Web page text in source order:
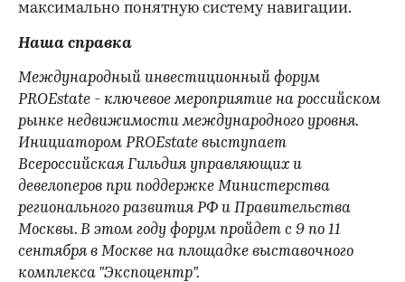
максимально понятную систему навигации.
00:00 00:00
Наша справка
Международный инвестиционный форум
PROEstate - ключевое мероприятие на российском
рынке недвижимости международного уровня.
Инициатором PROEstate выступает
Всероссийская Гильдия управляющих и
девелоперов при поддержке Министерства
регионального развития РФ и Правительства
Москвы. В этом году форум пройдет с 9 по 11
сентября в Москве на площадке выставочного
комплекса "Экспоцентр".